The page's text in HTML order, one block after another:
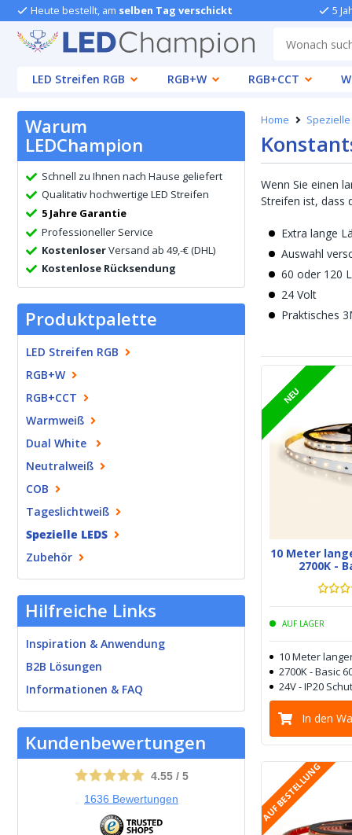
Heute bestellt, am selben Tag verschickt 5
LED Streifen RGB
RGB+W RGB+CCT
Warum
LEDChampion
Schnell zu Ihnen nach Hause geliefert
Qualitativ hochwertige LED Streifen
5 Jahre Garantie
Professioneller Service
KostenloserVersand ab 49,-€ (DHL)
Kostenlose Rücksendung
Produktpalette
LED Streifen RGB
RGB+W
RGB+CCT
Warmweiß
Dual White
Neutralweiß
COB
Tageslichtweiß
Spezielle LEDS
Zubehör
Hilfreiche Links
Inspiration & Anwendung
B2B Lösungen
Informationen & FAQ
Kundenbewertungen
4.55/ 5
1636 Bewertungen
Home Spezielle
Wenn Sie einen
Streifen ist, dass
Extra lange
Auswahl
60 oder 120
24 Volt
Praktisches
NEU
10 Meter
2700K -
AUF LAGER
10 Meter
2700K - Basic
24V - IP20
In den
AUF BESTELLUNG